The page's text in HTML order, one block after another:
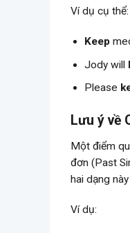
Ví dụ cụ thể:
Keep
Jody will
Please
Lưu ý về
Một điểm
đơn (Past
hai dạng
Ví dụ: